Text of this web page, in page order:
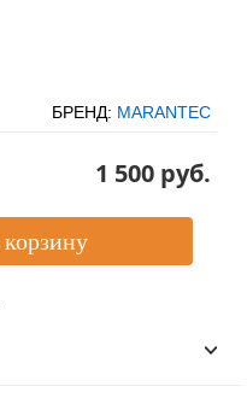
БРЕНД: MARANTEC
1 500 pуб.